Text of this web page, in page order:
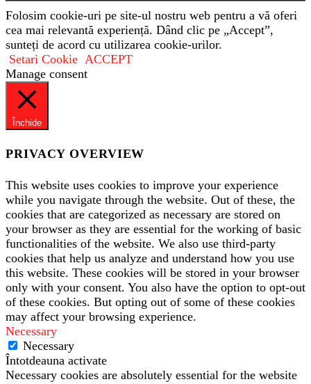
Folosim cookie-uri pe site-ul nostru web pentru a vă oferi
cea mai relevantă experiență. Dând clic pe „Accept”,
sunteți de acord cu utilizarea cookie-urilor.
Setari Cookie ACCEPT
Manage consent
Închide
PRIVACY OVERVIEW
This website uses cookies to improve your experience
while you navigate through the website. Out of these, the
cookies that are categorized as necessary are stored on
your browser as they are essential for the working of basic
functionalities of the website. We also use third-party
cookies that help us analyze and understand how you use
this website. These cookies will be stored in your browser
only with your consent. You also have the option to opt-out
of these cookies. But opting out of some of these cookies
may affect your browsing experience.
Necessary
Necessary
Întotdeauna activate
Necessary cookies are absolutely essential for the website